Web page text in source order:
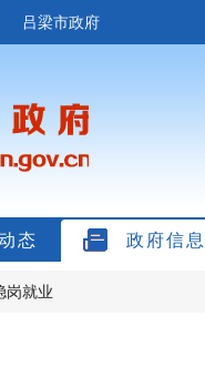
吕梁市政府
态 政府信
岗就业